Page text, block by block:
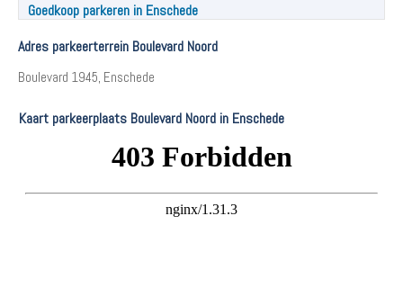
Goedkoop parkeren in Enschede
Adres parkeerterrein Boulevard Noord
Boulevard 1945, Enschede
Kaart parkeerplaats Boulevard Noord in Enschede